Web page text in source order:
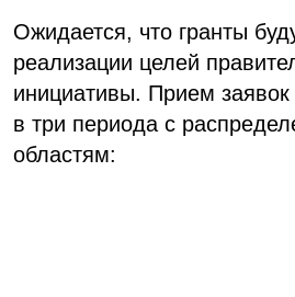
Ожидается, что гранты
реализации целей
инициативы. Прием заявок
в три периода с
областям: